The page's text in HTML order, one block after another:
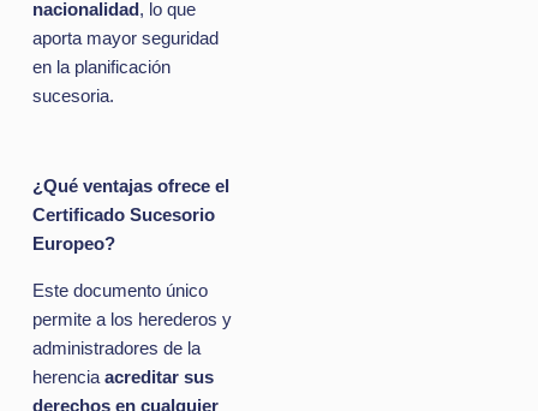
nacionalidad , lo que
aporta mayor seguridad
en la planificación
sucesoria.
¿Qué ventajas ofrece el
Certificado Sucesorio
Europeo?
Este documento único
permite a los herederos y
administradores de la
herencia acreditar sus
derechos en cualquier